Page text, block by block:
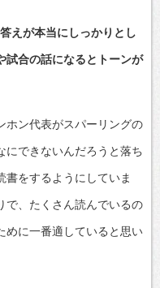
えが本当にしっかりとし
試合の話になるとトーンが
ホン代表がスパーリングの
にできないんだろうと落ち
書をするようにしていま
で、たくさん読んでいるの
めに一番適していると思い